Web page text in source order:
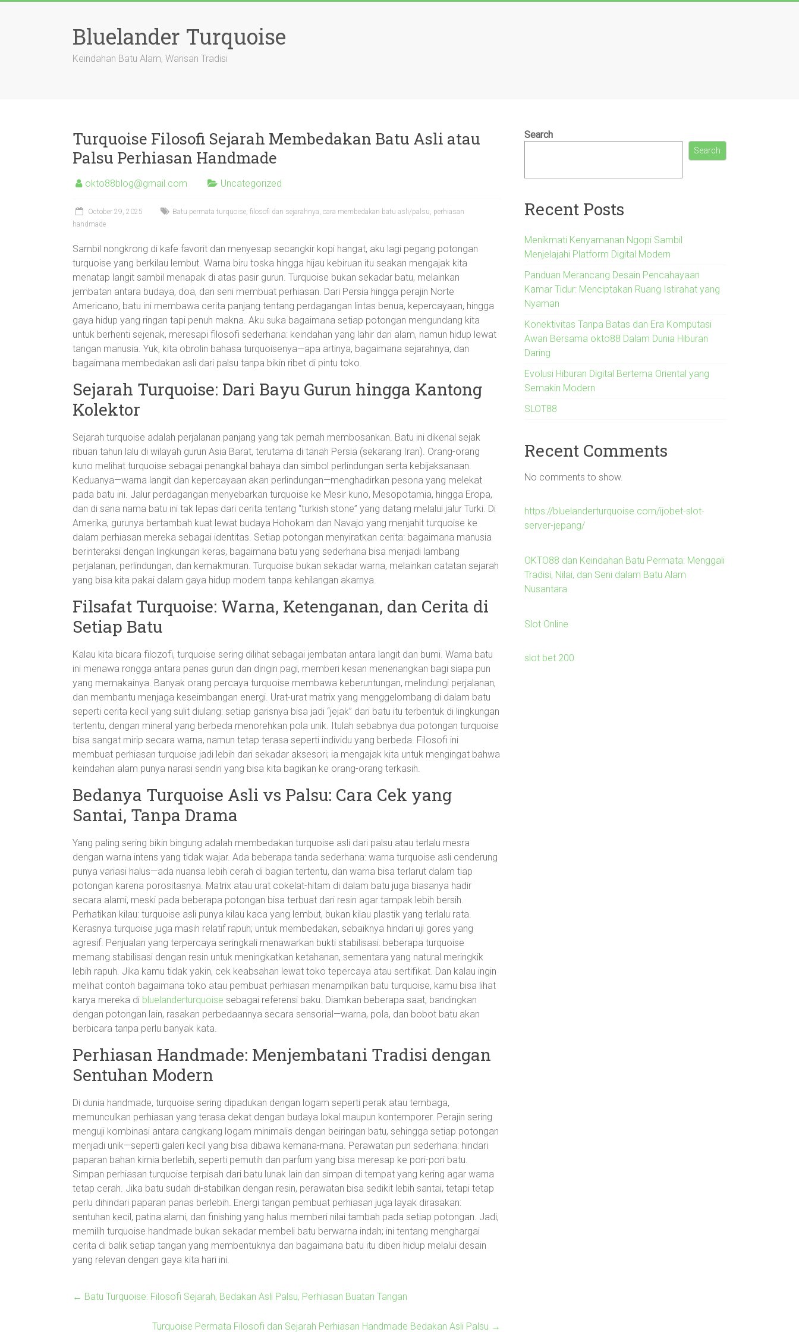
Bluelander Turquoise
Keindahan Batu Alam, Warisan Tradisi
Turquoise Filosofi Sejarah Membedakan Batu Asli atau
Palsu Perhiasan Handmade
okto88blog@gmail.com Uncategorized
October 29, 2025
Batu permata turquoise, filosofi dan sejarahnya, cara membedakan batu asli/palsu, perhiasan
handmade
Sambil nongkrong di kafe favorit dan menyesap secangkir kopi hangat, aku lagi pegang potongan
turquoise yang berkilau lembut. Warna biru toska hingga hijau kebiruan itu seakan mengajak kita
menatap langit sambil menapak di atas pasir gurun. Turquoise bukan sekadar batu, melainkan
jembatan antara budaya, doa, dan seni membuat perhiasan. Dari Persia hingga perajin Norte
Americano, batu ini membawa cerita panjang tentang perdagangan lintas benua, kepercayaan, hingga
gaya hidup yang ringan tapi penuh makna. Aku suka bagaimana setiap potongan mengundang kita
untuk berhenti sejenak, meresapi filosofi sederhana: keindahan yang lahir dari alam, namun hidup lewat
tangan manusia. Yuk, kita obrolin bahasa turquoisenya—apa artinya, bagaimana sejarahnya, dan
bagaimana membedakan asli dari palsu tanpa bikin ribet di pintu toko.
Sejarah Turquoise: Dari Bayu Gurun hingga Kantong
Kolektor
Sejarah turquoise adalah perjalanan panjang yang tak pernah membosankan. Batu ini dikenal sejak
ribuan tahun lalu di wilayah gurun Asia Barat, terutama di tanah Persia (sekarang Iran). Orang-orang
kuno melihat turquoise sebagai penangkal bahaya dan simbol perlindungan serta kebijaksanaan.
Keduanya—warna langit dan kepercayaan akan perlindungan—menghadirkan pesona yang melekat
pada batu ini. Jalur perdagangan menyebarkan turquoise ke Mesir kuno, Mesopotamia, hingga Eropa,
dan di sana nama batu ini tak lepas dari cerita tentang “turkish stone” yang datang melalui jalur Turki. Di
Amerika, gurunya bertambah kuat lewat budaya Hohokam dan Navajo yang menjahit turquoise ke
dalam perhiasan mereka sebagai identitas. Setiap potongan menyiratkan cerita: bagaimana manusia
berinteraksi dengan lingkungan keras, bagaimana batu yang sederhana bisa menjadi lambang
perjalanan, perlindungan, dan kemakmuran. Turquoise bukan sekadar warna, melainkan catatan sejarah
yang bisa kita pakai dalam gaya hidup modern tanpa kehilangan akarnya.
Filsafat Turquoise: Warna, Ketenganan, dan Cerita di
Setiap Batu
Kalau kita bicara filozofi, turquoise sering dilihat sebagai jembatan antara langit dan bumi. Warna batu
ini menawa rongga antara panas gurun dan dingin pagi, memberi kesan menenangkan bagi siapa pun
yang memakainya. Banyak orang percaya turquoise membawa keberuntungan, melindungi perjalanan,
dan membantu menjaga keseimbangan energi. Urat-urat matrix yang menggelombang di dalam batu
seperti cerita kecil yang sulit diulang: setiap garisnya bisa jadi “jejak” dari batu itu terbentuk di lingkungan
tertentu, dengan mineral yang berbeda menorehkan pola unik. Itulah sebabnya dua potongan turquoise
bisa sangat mirip secara warna, namun tetap terasa seperti individu yang berbeda. Filosofi ini
membuat perhiasan turquoise jadi lebih dari sekadar aksesori; ia mengajak kita untuk mengingat bahwa
keindahan alam punya narasi sendiri yang bisa kita bagikan ke orang-orang terkasih.
Bedanya Turquoise Asli vs Palsu: Cara Cek yang
Santai, Tanpa Drama
Yang paling sering bikin bingung adalah membedakan turquoise asli dari palsu atau terlalu mesra
dengan warna intens yang tidak wajar. Ada beberapa tanda sederhana: warna turquoise asli cenderung
punya variasi halus—ada nuansa lebih cerah di bagian tertentu, dan warna bisa terlarut dalam tiap
potongan karena porositasnya. Matrix atau urat cokelat-hitam di dalam batu juga biasanya hadir
secara alami, meski pada beberapa potongan bisa terbuat dari resin agar tampak lebih bersih.
Perhatikan kilau: turquoise asli punya kilau kaca yang lembut, bukan kilau plastik yang terlalu rata.
Kerasnya turquoise juga masih relatif rapuh; untuk membedakan, sebaiknya hindari uji gores yang
agresif. Penjualan yang terpercaya seringkali menawarkan bukti stabilisasi: beberapa turquoise
memang stabilisasi dengan resin untuk meningkatkan ketahanan, sementara yang natural meringkik
lebih rapuh. Jika kamu tidak yakin, cek keabsahan lewat toko tepercaya atau sertifikat. Dan kalau ingin
melihat contoh bagaimana toko atau pembuat perhiasan menampilkan batu turquoise, kamu bisa lihat
karya mereka di bluelanderturquoise sebagai referensi baku. Diamkan beberapa saat, bandingkan
dengan potongan lain, rasakan perbedaannya secara sensorial—warna, pola, dan bobot batu akan
berbicara tanpa perlu banyak kata.
Perhiasan Handmade: Menjembatani Tradisi dengan
Sentuhan Modern
Di dunia handmade, turquoise sering dipadukan dengan logam seperti perak atau tembaga,
memunculkan perhiasan yang terasa dekat dengan budaya lokal maupun kontemporer. Perajin sering
menguji kombinasi antara cangkang logam minimalis dengan beiringan batu, sehingga setiap potongan
menjadi unik—seperti galeri kecil yang bisa dibawa kemana-mana. Perawatan pun sederhana: hindari
paparan bahan kimia berlebih, seperti pemutih dan parfum yang bisa meresap ke pori-pori batu.
Simpan perhiasan turquoise terpisah dari batu lunak lain dan simpan di tempat yang kering agar warna
tetap cerah. Jika batu sudah di-stabilkan dengan resin, perawatan bisa sedikit lebih santai, tetapi tetap
perlu dihindari paparan panas berlebih. Energi tangan pembuat perhiasan juga layak dirasakan:
sentuhan kecil, patina alami, dan finishing yang halus memberi nilai tambah pada setiap potongan. Jadi,
memilih turquoise handmade bukan sekadar membeli batu berwarna indah; ini tentang menghargai
cerita di balik setiap tangan yang membentuknya dan bagaimana batu itu diberi hidup melalui desain
yang relevan dengan gaya kita hari ini.
← Batu Turquoise: Filosofi Sejarah, Bedakan Asli Palsu, Perhiasan Buatan Tangan
Turquoise Permata Filosofi dan Sejarah Perhiasan Handmade Bedakan Asli Palsu →
Search
Search
Recent Posts
Menikmati Kenyamanan Ngopi Sambil
Menjelajahi Platform Digital Modern
Panduan Merancang Desain Pencahayaan
Kamar Tidur: Menciptakan Ruang Istirahat yang
Nyaman
Konektivitas Tanpa Batas dan Era Komputasi
Awan Bersama okto88 Dalam Dunia Hiburan
Daring
Evolusi Hiburan Digital Bertema Oriental yang
Semakin Modern
SLOT88
Recent Comments
No comments to show.
https://bluelanderturquoise.com/ijobet-slot-
server-jepang/
OKTO88 dan Keindahan Batu Permata: Menggali
Tradisi, Nilai, dan Seni dalam Batu Alam
Nusantara
Slot Online
slot bet 200